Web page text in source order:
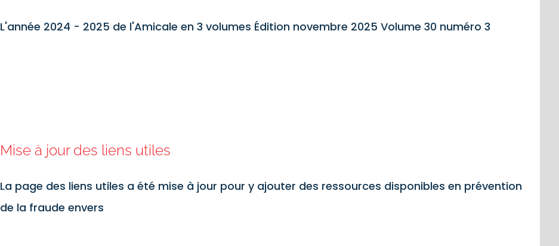
L'année 2024 - 2025 de l'Amicale en 3 volumes Édition novembre 2025 Volume 30 numéro 3
Mise à jour des liens utiles
La page des liens utiles a été mise à jour pour y ajouter des ressources disponibles en prévention
de la fraude envers